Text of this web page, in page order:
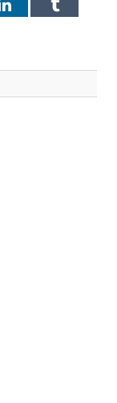
LinkedInTumblr